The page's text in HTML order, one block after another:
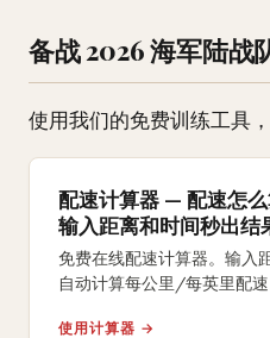
备战 2026 海军陆战
使用我们的免费训练工具
配速计算器 — 配速怎么
输入距离和时间秒出结
免费在线配速计算器。输入
自动计算每公里/每英里配速
使用计算器 →